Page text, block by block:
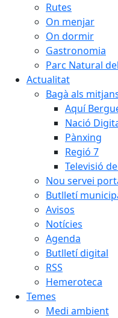
Rutes
On menjar
On dormir
Gastronomia
Parc Natural
Actualitat
Bagà als
Aquí
Nació
Pànxing
Regió 7
Televisió
Nou servei
Butlletí
Avisos
Notícies
Agenda
Butlletí digital
RSS
Hemeroteca
Temes
Medi ambient